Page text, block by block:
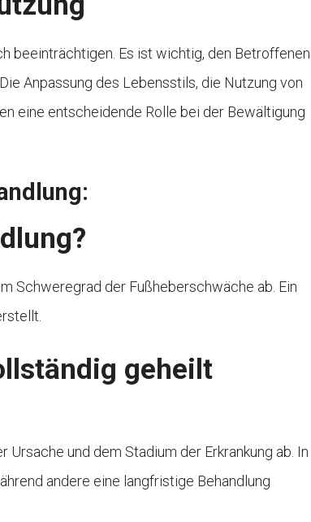
beeinträchtigen. Es ist wichtig, den Betroffenen
Anpassung des Lebensstils, die Nutzung von
eine entscheidende Rolle bei der Bewältigung
Schweregrad der Fußheberschwäche ab. Ein
geheilt
und dem Stadium der Erkrankung ab. In
andere eine langfristige Behandlung